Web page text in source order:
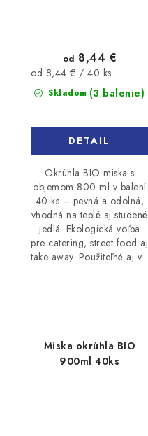
Skladom (3 balenie)
od 8,44 €
Jednotková
cena:
od 8,44 € / 40 ks
DETAIL
Okrúhla BIO miska s
objemom 800 ml v balení
40 ks – pevná a odolná,
vhodná na teplé aj studené
jedlá. Ekologická voľba
pre catering, street food aj
take-away. Použiteľné aj v...
Miska okrúhla BIO
900ml 40ks